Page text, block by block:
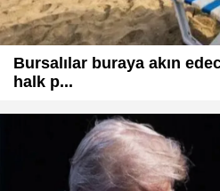
Bursalılar buraya akın
halk p...